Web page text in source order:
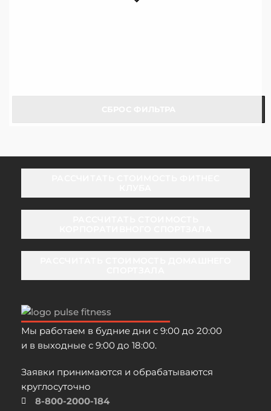
Мы работаем в будние дни с 9:00 до 20:00
и в выходные с 9:00 до 18:00.
Заявки принимаются и обрабатываются
круглосуточно
8-800-2000-184